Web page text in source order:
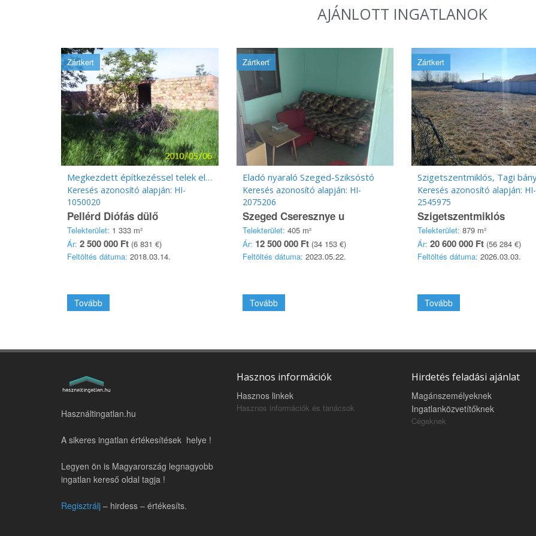
AJÁNLOTT INGATLANOK
Zártkert
Megkezdett építkezéssel telek eladó
Keresés azonosító alapján: HI-
1050020
Pellérd Diófás dülő
Telekterület: 1 333 m²
Ár: 2 500 000 Ft (6 831 €)
Feltöltés dátuma: 2018.03.14.
Tovább
Zártkert
Eladó nyaraló Szeged-Sziksóstó
Keresés azonosító alapján: HI-
2075206
Szeged Cseresznye u
Telekterület: 405 m²
Ár: 12 500 000 Ft(34 153 €)
Feltöltés dátuma: 2023.05.22.
Tovább
Zártkert
Keresés azonosító alapján: HI-
2545975
Szigetszentmiklós
Telekterület: 879 m²
Ár: 20 600 000 Ft (56 284 €)
Feltöltés dátuma: 2026.03.03.
Tovább
Használtingatlan.hu
A sikeres ingatlan értékesítések helye !
Legyen ön is Magyarország legnagyobb
ingatlan kereső oldal tagja !
Regisztrálj – hirdess – értékesíts.
Hasznos információk
Hasznos linkek
Hasznos információk és tanácsok
Hirdetés feladási ajánlat
Magánszemélyeknek
Ingatlanközvetítőknek
Cégeknek